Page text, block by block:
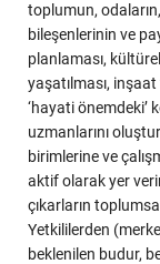
toplumun,
bileşenlerinin ve
planlaması,
yaşatılması,
‘hayati önemdeki’
uzmanlarını
birimlerine ve
aktif olarak yer
çıkarların
Yetkililerden
beklenilen budur,